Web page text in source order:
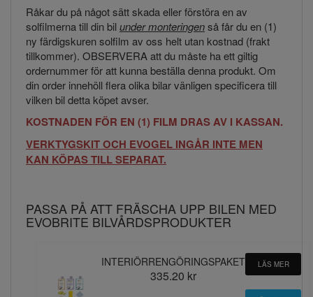
Råkar du på något sätt skada eller förstöra en av
solfilmerna till din bilunder monteringenså får du en (1)
ny färdigskuren solfilm av oss helt utan kostnad (frakt
tillkommer). OBSERVERA att du måste ha ett giltig
ordernummer för att kunna beställa denna produkt. Om
din order innehöll flera olika bilar vänligen specificera till
vilken bil detta köpet avser.
KOSTNADEN FÖR EN (1) FILM DRAS AV I KASSAN.
VERKTYGSKIT OCH EVOGEL INGÅR INTE MEN
KAN KÖPAS TILL SEPARAT.
PASSA PÅ ATT FRÄSCHA UPP BILEN MED
EVOBRITE BILVÅRDSPRODUKTER
INTERIÖRRENGÖRINGSPAKET
335.20 kr
LÄS MER